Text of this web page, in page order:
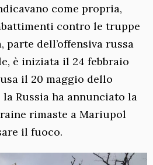
come propria,
contro le truppe
dell’offensiva russa
è iniziata il 24 febbraio
il 20 maggio dello
la Russia ha annunciato la
rimaste a Mariupol
il fuoco.